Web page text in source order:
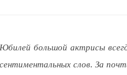
Юбилей большой актрисы
сентиментальных слов. За